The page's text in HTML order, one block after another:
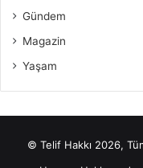
Gündem
Magazin
Yaşam
© Telif Hakkı 2026,